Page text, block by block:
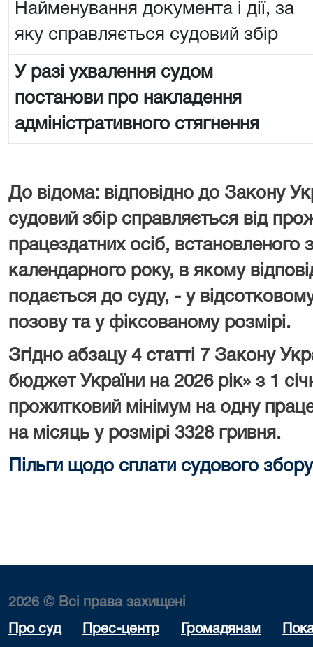
Найменування документа і дії, за
яку справляється судовий збір
У разі ухвалення судом
постанови про накладення
адміністративного стягнення
До відома: відповідно до Закону
судовий збір справляється від
працездатних осіб, встановленого
календарного року, в якому
подається до суду, - у
позову та у фіксованому розмірі.
Згідно абзацу 4 статті 7 Закону
бюджет України на 2026 рік» з 1
прожитковий мінімум на одну
на місяць у розмірі 3328 гривня.
Пільги щодо сплати судового збору
2026 © Всі права захищені
Про суд Прес-центр Громадянам